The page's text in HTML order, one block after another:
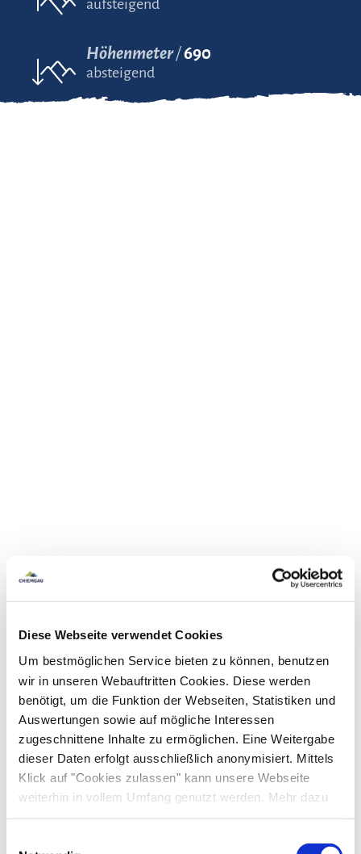
Diese Webseite verwendet Cookies
Um bestmöglichen Service bieten zu können, benutzen
wir in unseren Webauftritten Cookies. Diese werden
benötigt, um die Funktion der Webseiten, Statistiken und
Auswertungen sowie auf mögliche Interessen
zugeschnittene Inhalte zu ermöglichen. Eine Weitergabe
dieser Daten erfolgt ausschließlich anonymisiert. Mittels
Klick auf "Cookies zulassen" kann unsere Webseite
weiterhin in vollem Umfang genutzt werden. Mehr dazu
steht in unserer Datenschutzerklärung.
aufsteigend
Höhenmeter 690
absteigend